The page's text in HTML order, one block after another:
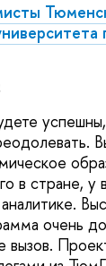
в стране, у
очень
вызов.